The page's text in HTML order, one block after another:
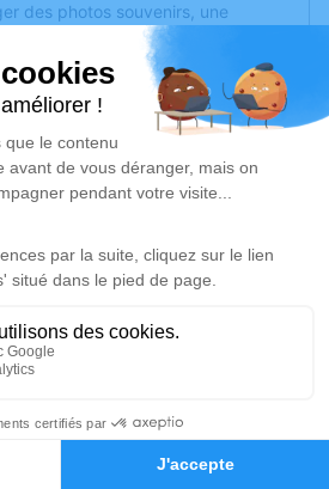
Hommages
des photos souvenirs, une
pensées à travers des poèmes
est un lieu d'expression dédié à
RABERGEAU.
Je rends hommage
2026 à 10h30
d'Avrille